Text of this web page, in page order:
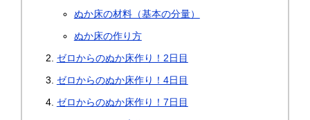
ぬか床の材料（基本の分量）
ぬか床の作り方
ゼロからのぬか床作り！2日目
ゼロからのぬか床作り！4日目
ゼロからのぬか床作り！7日目